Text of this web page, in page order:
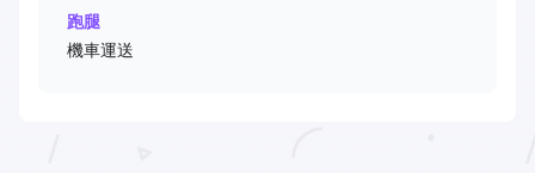
跑腿
機車運送